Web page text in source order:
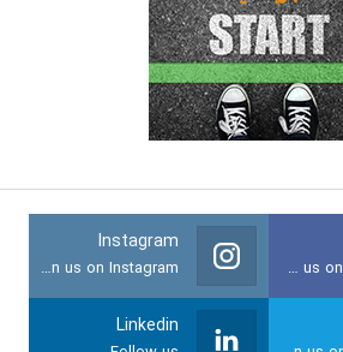
Join us on Facebook
Instagram
Join us on Instagram
Linkedin